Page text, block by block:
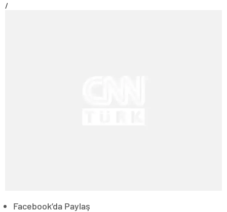
/
Facebook’da Paylaş